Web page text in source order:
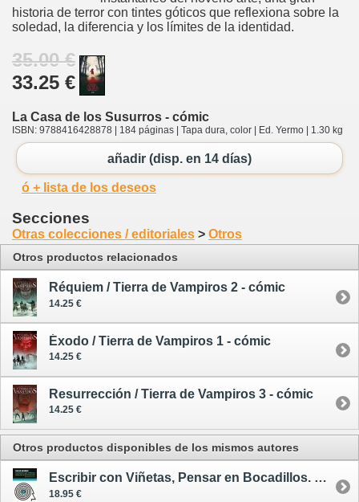
historia de terror con tintes góticos que reflexiona sobre la
soledad, la diferencia y los límites de la identidad.
35.00 €
33.25 €
La Casa de los Susurros - cómic
ISBN: 9788416428878 | 184 páginas | Tapa dura, color | Ed. Yermo | 1.30 kg
añadir (disp. en 14 días)
ó + lista de los deseos
Secciones
Otras colecciones / editoriales > Otros
Otros productos relacionados
Réquiem / Tierra de Vampiros 2 - cómic
14.25 €
Éxodo / Tierra de Vampiros 1 - cómic
14.25 €
Resurrección / Tierra de Vampiros 3 - cómic
14.25 €
Otros productos disponibles de los mismos autores
Escribir con Viñetas, Pensar en Bocadillos. Manual de Guión de Cómic
18.95 €